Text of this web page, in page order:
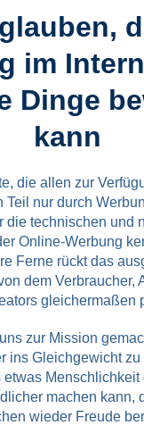
im
Dinge
kann
die allen zur
Teil nur durch
die technischen und
Online-Werbung
Ferne rückt das
dem Verbraucher,
gleichermaßen
zur Mission
ins Gleichgewicht
Menschlichkeit
machen kann,
wieder Freude